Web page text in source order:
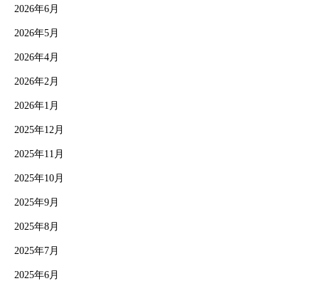
2026年6月
2026年5月
2026年4月
2026年2月
2026年1月
2025年12月
2025年11月
2025年10月
2025年9月
2025年8月
2025年7月
2025年6月